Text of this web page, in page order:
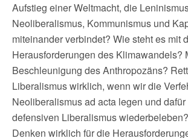
Aufstieg einer Weltmacht, die
Neoliberalismus, Kommunismus und
miteinander verbindet? Wie steht es mit
Herausforderungen des Klimawandels?
Beschleunigung des Anthropozäns?
Liberalismus wirklich, wenn wir die
Neoliberalismus ad acta legen und
defensiven Liberalismus
Denken wirklich für die